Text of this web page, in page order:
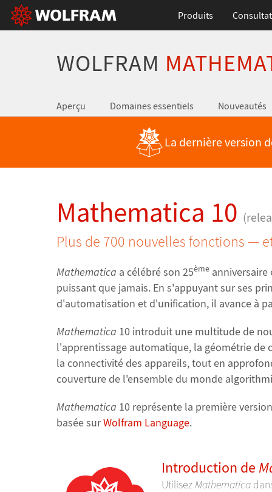
Produits
WOLFRAM
Aperçu Domaines essentiels Nouveautés
La dernière version
Mathematica 10
Plus de 700 nouvelles fonctions —
Mathematica a célébré son 25èmeanniversaire
puissant que jamais. En s'appuyant sur ses
d'automatisation et d'unification, il avance à
Mathematica 10 introduit une multitude de
l'apprentissage automatique, la géométrie de
la connectivité des appareils, tout en
couverture de l'ensemble du monde
Mathematica 10 représente la première
basée surWolfram Language.
Introduction de
UtilisezMathematica